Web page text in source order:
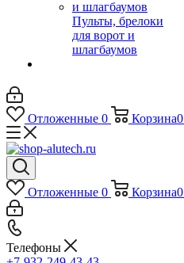
Пульты, брелоки
для ворот и
шлагбаумов
Отложенные 0 Корзина0
Отложенные 0 Корзина0
Телефоны